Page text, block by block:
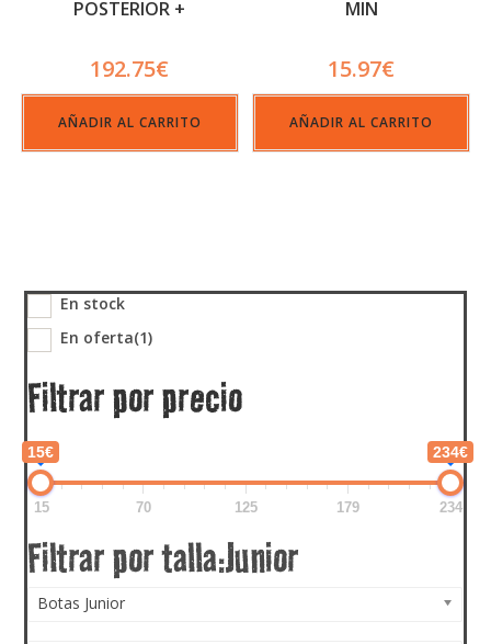
POSTERIOR +
GECO
192.75€
AÑADIR AL CARRITO
MIN
15.97€
AÑADIR AL CARRITO
En stock
En oferta(1)
Filtrar por precio
15€ 234€
15 70 125 179 234
Botas Junior